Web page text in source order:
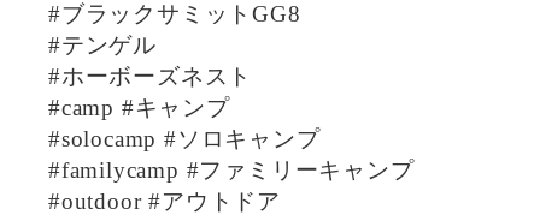
#ブラックサミットGG8
#テンゲル
#ホーボーズネスト
#camp #キャンプ
#solocamp #ソロキャンプ
#familycamp #ファミリーキャンプ
#outdoor #アウトドア